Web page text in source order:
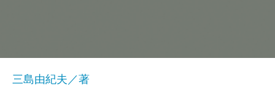
三島由紀夫／著